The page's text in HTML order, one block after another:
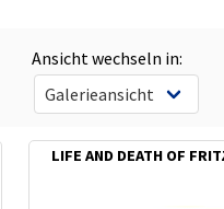
Ansicht wechseln in:
LIFE AND DEATH OF